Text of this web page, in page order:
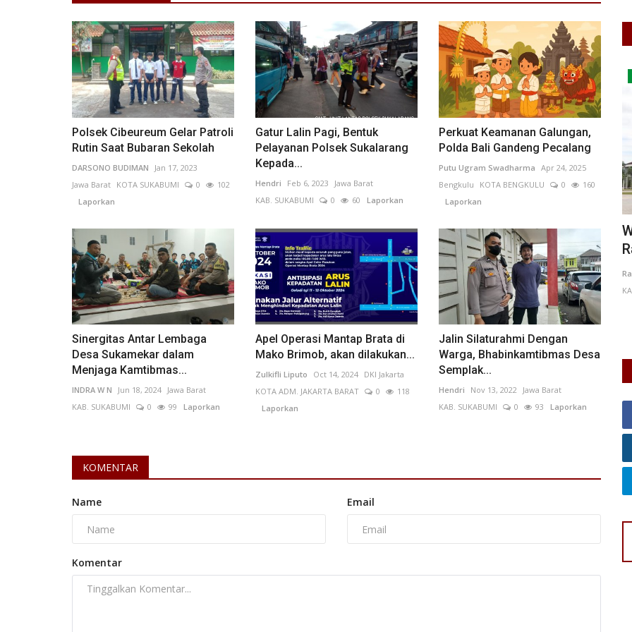
Polsek Cibeureum Gelar Patroli
Rutin Saat Bubaran Sekolah
DARSONO BUDIMAN
Jan 17, 2023
Jawa Barat KOTA SUKABUMI 0
102
Laporkan
Gatur Lalin Pagi, Bentuk
Pelayanan Polsek Sukalarang
Kepada...
Hendri Feb 6, 2023
Jawa Barat
KAB. SUKABUMI
0 60 Laporkan
Perkuat Keamanan Galungan,
Polda Bali Gandeng Pecalang
Putu Ugram Swadharma Apr 24, 2025
Bengkulu
KOTA BENGKULU 0
160
Laporkan
Sinergitas Antar Lembaga
Desa Sukamekar dalam
Menjaga Kamtibmas...
INDRA W N Jun 18, 2024 Jawa Barat
KAB. SUKABUMI
0 99 Laporkan
Apel Operasi Mantap Brata di
Mako Brimob, akan dilakukan...
Zulkifli Liputo Oct 14, 2024
DKI Jakarta
KOTA ADM. JAKARTA BARAT
0
118
Laporkan
Jalin Silaturahmi Dengan
Warga, Bhabinkamtibmas Desa
Semplak...
Hendri Nov 13, 2022
Jawa Barat
KAB. SUKABUMI
0 93 Laporkan
KOMENTAR
Name Email
Komentar
Olahraga
Thomas & Uber Cup 2026 di Depan
Mata: Skuad Indonesia Siap...
Yasmin Dwiasti Syafika Apr 1, 2026
DKI Jakarta
KOTA ADM. JAKARTA SELATAN
52 Laporkan
Bulan April 2026 menjadi periode krusial bulutangkis
Kalimantan Barat
Wacana Pembentukan Provinsi Kapuas
Raya Kembali Menguat,...
Rahma Brahmana Jul 27, 2026 Kalimantan Barat
KAB. MEMPAWAH
0 25 Laporkan